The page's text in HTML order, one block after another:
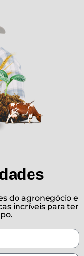
do agronegócio e
incríveis para ter